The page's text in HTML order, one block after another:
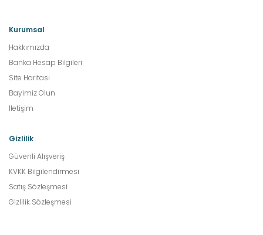
Kurumsal
Hakkımızda
Banka Hesap Bilgileri
Site Haritası
Bayimiz Olun
İletişim
Gizlilik
Güvenli Alışveriş
KVKK Bilgilendirmesi
Satış Sözleşmesi
Gizlilik Sözleşmesi